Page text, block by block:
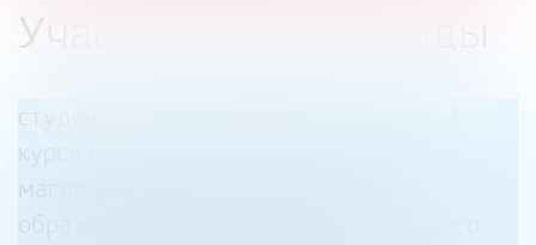
Участники Олимпиады
студенты 1-3 курса бакалавриата, 1-4
курса специалитета и 1 курса
магистратуры, обучающиеся в
образовательных организациях высшего